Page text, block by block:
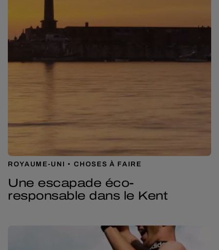
ROYAUME-UNI CHOSES À FAIRE
Une escapade éco-
responsable dans le Kent